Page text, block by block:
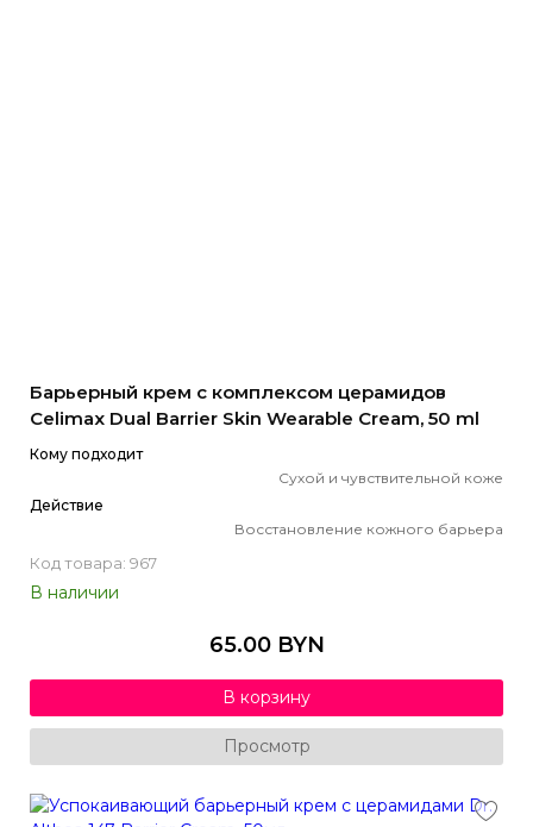
Барьерный крем с комплексом церамидов
Celimax Dual Barrier Skin Wearable Cream, 50 ml
Кому подходит
Сухой и чувствительной коже
Действие
Восстановление кожного барьера
Код товара: 967
В наличии
65.00 BYN
В корзину
Просмотр